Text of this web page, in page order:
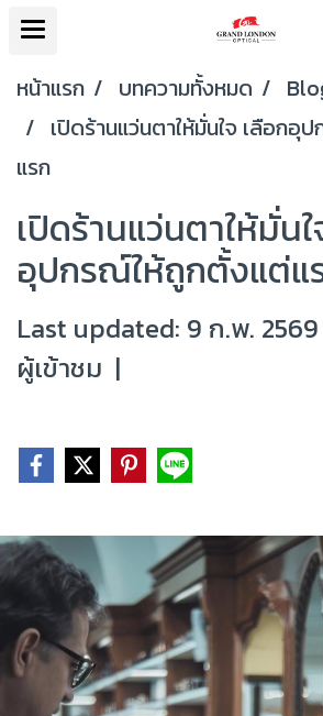
หน้าแรก บทความทั้งหมด
เปิดร้านแว่นตาให้มั่นใจ เลือกอุ
แรก
เปิดร้านแว่นตาให้มั่น
อุปกรณ์ให้ถูกตั้งแต่แ
Last updated: 9 ก.พ. 2569
ผู้เข้าชม |